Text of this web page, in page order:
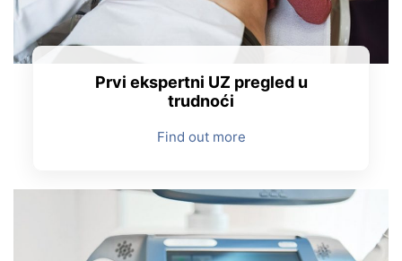
Prvi ekspertni UZ pregled u
trudnoći
Find out more